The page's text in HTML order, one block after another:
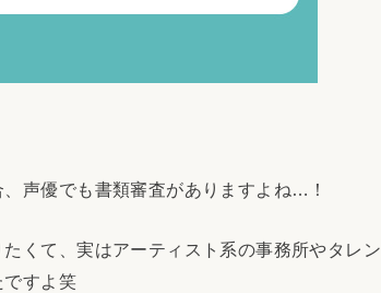
声優でも書類審査がありますよね…！
くて、実はアーティスト系の事務所やタレン
ですよ笑